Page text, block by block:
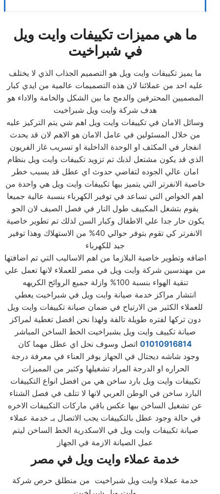
ما هي مميزات تكييفات وايت ويل
في شبراخيت
ما يميز تكييفات وايت ويل هو التصميم الجذاب الذي لا يختلف
عليه احد من عملائنا لان هذه التصميمات عالمية من ايدي كبار
المصميين المحترفين والدمج ما بين الشكل والخامة والاداء هو
هدف شركة وايت ويل شبراخيت
وسائل الامان في تكييفات وايت ويل اهم شي يتم التركيز عليه
من خلال المسئولين في عامل الامان هو الاهم لان قد يحدث
انفجار في المكثف او الوحدة الداخلية او تسريب غاز الفريون
الذي قد يكون مشتعل لذبك تم تزويد تكييفات وايت ويل بنظام
امان عالي الجوده لتفاضي حدوث اي عطل قد يسبب خطر
خاصية الانفرتر التي يتميز بيها تكييفات وايت ويل هي واحدة من
اهم الخواص التي تساعد في توفير الكهرباء بنسبة عالية جميعا
يقوم بتشغل المكييف طول النار في فصل الصيف لان الجو
يكون حار جدا علي الاطفال وكبار السن لذلك تم تطوير خاصية
الانفرتر كي تقوم بتوفر حوالي 40% من الاستهلاك وهذا توفير
جيد للكهرباء
اضافه وتطوير خاصية البلازما من اهم الاساليب التي تم اضافتها
من مهندسين شركة وايت ويل في مصر للعملاء لانها تعمل علي
تنقية الهواء بنسبة 100% وازلة جميع الروائح الكريهه
انتشار مراكز خدمة صيانة وايت ويل في شبراخيت يعطي
للعملاء الكثير من الارتياح في ضمان صيانة تكييفات وايت ويل
دون تركها لفتره طويلة تالفة ولهذا نحن افضل تغطية لمراكز
صيانة تكييف وايت ويل بشبراخيت الخط الساخن المباشر
01010916814 اتصل وسوف نحل اي عطل مهما كان
وجود شاشه ديجتال في الجهاز يوفر العناء في معرفة درجة
الحراره او الدرجة المراد تشغيلها وكثير من المميزات
تكييفات وايت ويل بارد ساخن هي من افضل انواع التكييفات
البارد ساخن في الوطن العربي لانها لا تتلف في فصل الشتاء
عن تشغيل الساخن بيها عكس باقي ماركات التكييفات الاخره
في حالة وجود عطل بالتكييفات يجب الاتصال بـ خدمة عملاء
صيانة تكييفات وايت ويل في الاسكدرية الخط الساخن ليتم
عمل الصيانة الازمة في الجهاز
خدمة عملاء وايت ويل في مصر
خدمة عملاء وايت ويل شبراخيت من منطلق حرص شركة